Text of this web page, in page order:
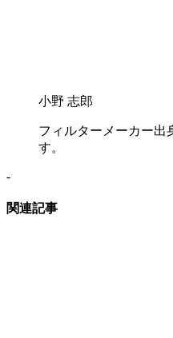
小野 志郎
フィルターメーカー出
す。
-
関連記事